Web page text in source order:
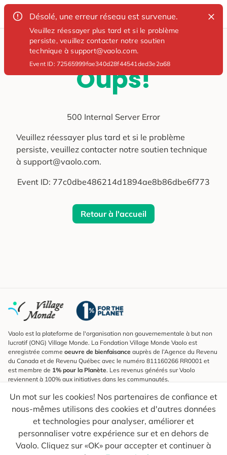
Désolé, une erreur réseau est survenue.
Veuillez réessayer plus tard et si le problème
persiste, veuillez contacter notre soutien
technique à support@vaolo.com.
Event ID: 72565999fae340d28f44541ded3e2a68
Oups!
500 Internal Server Error
Veuillez réessayer plus tard et si le problème
persiste, veuillez contacter notre soutien technique
à support@vaolo.com.
Event ID: 77c0dbe486214d1894ae8b86dbe6f773
Retour à l'accueil
Un mot sur les cookies! Nos partenaires de confiance et
nous-mêmes utilisons des cookies et d'autres données
et technologies pour analyser, améliorer et
personnaliser votre expérience sur et en dehors de
Vaolo. Cliquez sur «OK» pour accepter et continuer à
Vaolo est la plateforme de l'organisation non gouvernementale à but non
lucratif (ONG) Village Monde. La Fondation Village Monde Vaolo est
enregistrée comme oeuvre de bienfaisance auprès de l’Agence du Revenu
du Canada et de Revenu Québec avec le numéro 811160266 RR0001 et
est membre de 1% pour la Planète. Les revenus générés sur Vaolo
reviennent à 100% aux initiatives dans les communautés.
S'inscrire à l'infolettre
Pour connaître les nouveautés, suivre nos explorateurs et recevoir des
astuces pour des voyages plus conscients.
Ton courriel Envoyer